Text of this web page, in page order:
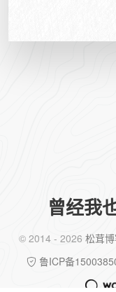
曾经我
©️ 2014 - 2026 松茸
鲁ICP备